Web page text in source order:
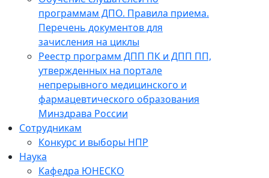
программам ДПО. Правила приема.
Перечень документов для
зачисления на циклы
Реестр программ ДПП ПК и ДПП ПП,
утвержденных на портале
непрерывного медицинского и
фармацевтического образования
Минздрава России
Сотрудникам
Конкурс и выборы НПР
Наука
Кафедра ЮНЕСКО